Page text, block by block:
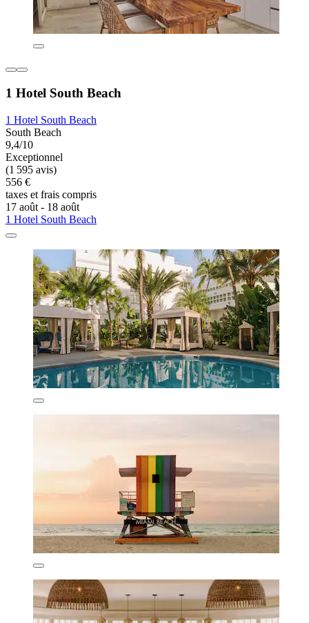
1 Hotel South Beach
1 Hotel South Beach
South Beach
9,4/10
Exceptionnel
(1 595 avis)
556 €
taxes et frais compris
17 août - 18 août
1 Hotel South Beach